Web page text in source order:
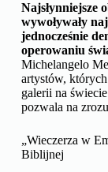
Najsłynniejsze
wywoływały
jednocześnie
operowaniu
Michelangelo
artystów,
galerii na
pozwala na
„Wieczerza w
Biblijnej